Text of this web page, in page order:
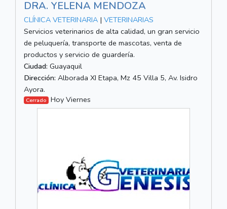
DRA. YELENA MENDOZA
CLÍNICA VETERINARIA | VETERINARIAS
Servicios veterinarios de alta calidad, un gran servicio
de peluquería, transporte de mascotas, venta de
productos y servicio de guardería.
Ciudad: Guayaquil
Dirección: Alborada XI Etapa, Mz 45 Villa 5, Av. Isidro
Ayora.
Cerrado Hoy Viernes